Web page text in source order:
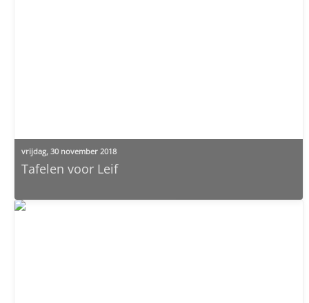
vrijdag, 30 november 2018
Tafelen voor Leif